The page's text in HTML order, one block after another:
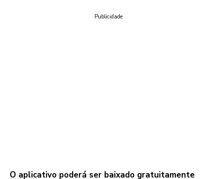
Publicidade
O aplicativo poderá ser baixado gratuitamente